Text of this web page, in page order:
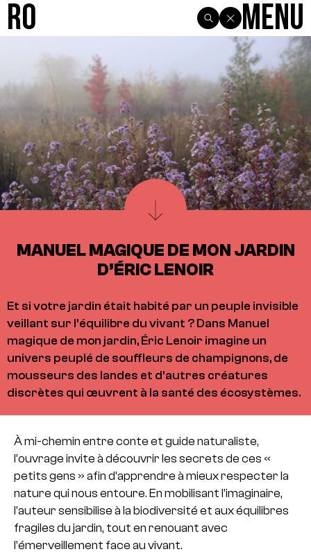
R0 Menu
MANUEL MAGIQUE DE MON JARDIN
D’ÉRIC LENOIR
Et si votre jardin était habité par un peuple invisible
veillant sur l’équilibre du vivant ? Dans Manuel
magique de mon jardin, Éric Lenoir imagine un
univers peuplé de souffleurs de champignons, de
mousseurs des landes et d’autres créatures
discrètes qui œuvrent à la santé des écosystèmes.
À mi-chemin entre conte et guide naturaliste,
l’ouvrage invite à découvrir les secrets de ces «
petits gens » afin d’apprendre à mieux respecter la
nature qui nous entoure. En mobilisant l’imaginaire,
l’auteur sensibilise à la biodiversité et aux équilibres
fragiles du jardin, tout en renouant avec
l’émerveillement face au vivant.